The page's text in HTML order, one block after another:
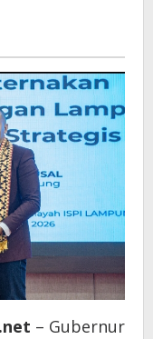
– Gubernur